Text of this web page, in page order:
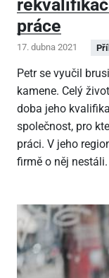
práce
17. dubna 2021
Petr se vyučil
kamene. Celý
doba jeho
společnost, pro
práci. V jeho
firmě o něj nestáli.